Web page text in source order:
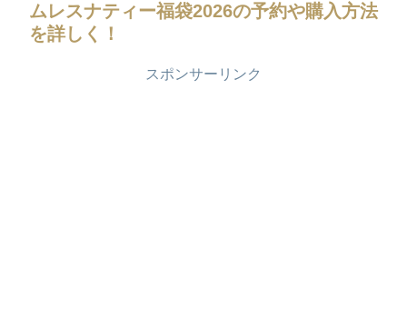
ムレスナティー福袋2026の予約や購入方法
を詳しく！
スポンサーリンク